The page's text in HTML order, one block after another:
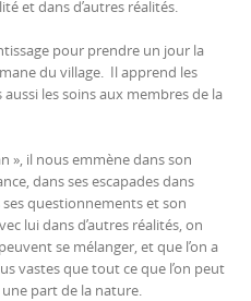
et dans d’autres réalités.
pour prendre un jour la
du village. Il apprend les
les soins aux membres de la
», il nous emmène dans son
dans ses escapades dans
ses questionnements et son
lui dans d’autres réalités, on
se mélanger, et que l’on a
vastes que tout ce que l’on peut
une part de la nature.